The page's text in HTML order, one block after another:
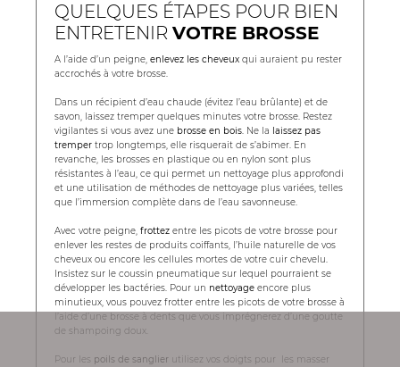
QUELQUES ÉTAPES POUR BIEN
ENTRETENIR VOTRE BROSSE
A l’aide d’un peigne, enlevez les cheveux qui auraient pu rester
accrochés à votre brosse.
Dans un récipient d’eau chaude (évitez l’eau brûlante) et de
savon, laissez tremper quelques minutes votre brosse. Restez
vigilantes si vous avez une brosse en bois. Ne la laissez pas
tremper trop longtemps, elle risquerait de s’abimer. En
revanche, les brosses en plastique ou en nylon sont plus
résistantes à l’eau, ce qui permet un nettoyage plus approfondi
et une utilisation de méthodes de nettoyage plus variées, telles
que l’immersion complète dans de l’eau savonneuse.
Avec votre peigne, frottez entre les picots de votre brosse pour
enlever les restes de produits coiffants, l’huile naturelle de vos
cheveux ou encore les cellules mortes de votre cuir chevelu.
Insistez sur le coussin pneumatique sur lequel pourraient se
développer les bactéries. Pour un nettoyage encore plus
minutieux, vous pouvez frotter entre les picots de votre brosse à
l’aide d’une brosse à dents que vous imprégnerez d’une goutte
de shampoing doux.
Pour les poils de sanglier utilisez vos doigts pour les masser